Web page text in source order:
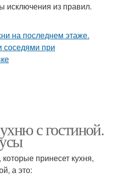
исключения из правил.
с гостиной.
принесет кухня,
а это: